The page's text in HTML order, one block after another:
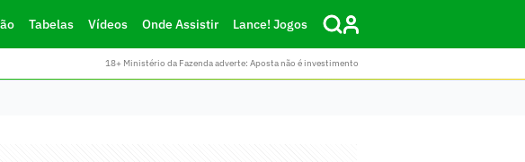
Tabelas Vídeos Onde Assistir Lance! Jogos
18+ Ministério da Fazenda adverte: Aposta não é investimento